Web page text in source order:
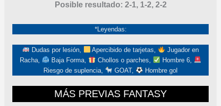
Posible resultado: 2-1, 1-2, 2-2
*Leyendas:
Dudas por lesión, Apercibido de tarjetas,
Jugador en
Racha,
Baja Forma, Chollos o parches,
Hombre 6,
Riesgo de suplencia,
GOAT, Hombre gol
MÁS PREVIAS FANTASY